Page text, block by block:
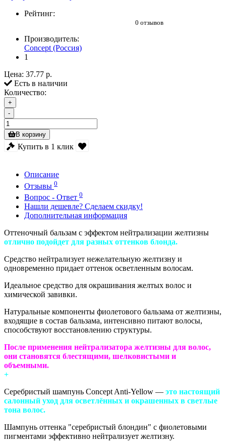
Рейтинг:
0 отзывов
Производитель:
Concept (Россия)
1
Цена: 37.77 р.
Есть в наличии
Количество:
+
-
В корзину
Купить в 1 клик
Описание
Отзывы 0
Вопрос - Ответ 0
Нашли дешевле? Сделаем скидку!
Дополнительная информация
Оттеночный бальзам с эффектом нейтрализации желтизны
отлично подойдет для разных оттенков блонда.
Средство нейтрализует нежелательную желтизну и
одновременно придает оттенок осветленным волосам.
Идеальное средство для окрашивания желтых волос и
химической завивки.
Натуральные компоненты фиолетового бальзама от желтизны,
входящие в состав бальзама, интенсивно питают волосы,
способствуют восстановлению структуры.
После применения нейтрализатора желтизны для волос,
они становятся блестящими, шелковистыми и
объемными.
+
Серебристый шампунь Concept Anti-Yellow — это настоящий
салонный уход для осветлённых и окрашенных в светлые
тона волос.
Шампунь оттенка "серебристый блондин" с фиолетовыми
пигментами эффективно нейтрализует желтизну.